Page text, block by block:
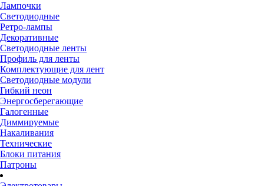
Лампочки
Светодиодные
Ретро-лампы
Декоративные
Светодиодные ленты
Профиль для ленты
Комплектующие для лент
Светодиодные модули
Гибкий неон
Энергосберегающие
Галогенные
Диммируемые
Накаливания
Технические
Блоки питания
Патроны